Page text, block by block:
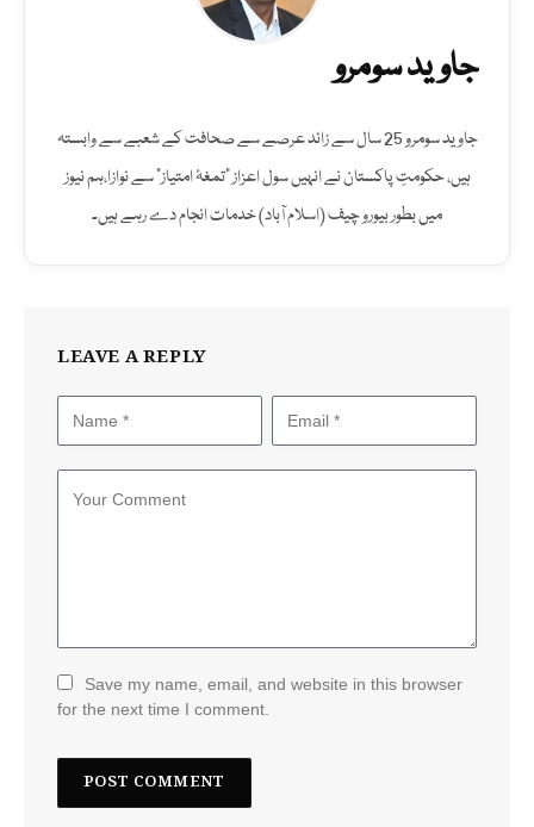
جاوید سومرو
جاوید سومرو 25 سال سے زائد عرصے سے صحافت کے شعبے سے وابستہ
ہیں، حکومتِ پاکستان نے انہیں سول اعزاز "تمغۂ امتیاز" سے نوازا،ہم نیوز
میں بطور بیورو چیف (اسلام آباد) خدمات انجام دے رہے ہیں۔
LEAVE A REPLY
Save my name, email, and website in this browser
for the next time I comment.